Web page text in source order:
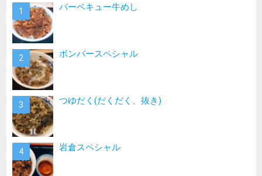
バーベキュー牛めし
ボンバースペシャル
つゆだく(だくだく、抜き)
岩倉スペシャル